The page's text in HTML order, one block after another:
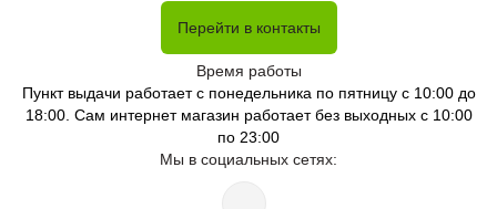
Перейти в контакты
Время работы
Пункт выдачи работает с понедельника по пятницу с 10:00 до
18:00. Сам интернет магазин работает без выходных с 10:00
по 23:00
Мы в социальных сетях: